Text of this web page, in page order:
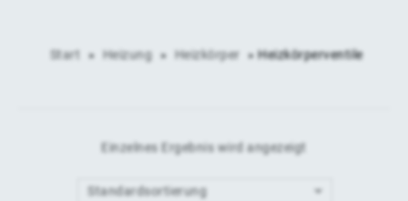
Start » Heizung » Heizkörper » Heizkörperventile
Einzelnes Ergebnis wird angezeigt
Standardsortierung